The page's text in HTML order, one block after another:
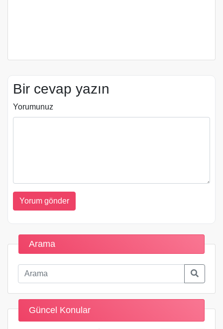
Bir cevap yazın
Yorumunuz
Arama
Güncel Konular